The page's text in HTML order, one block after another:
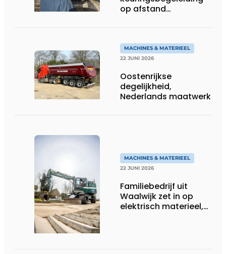
op afstand
MACHINES & MATERIEEL
22 JUNI 2026
Oostenrijkse
degelijkheid,
Nederlands maatwerk
MACHINES & MATERIEEL
22 JUNI 2026
Familiebedrijf uit
Waalwijk zet in op
elektrisch materieel,